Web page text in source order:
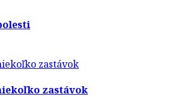
zastávok